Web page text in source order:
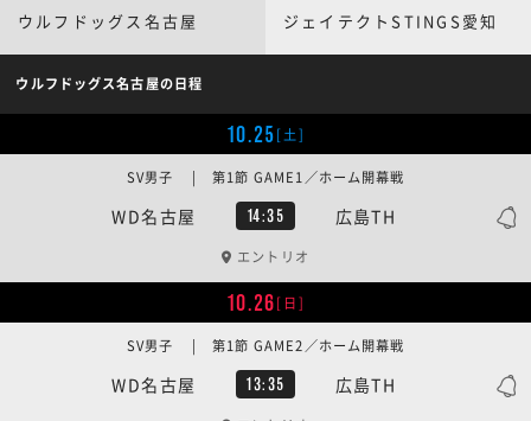
ウルフドッグス名古屋 ジェイテクトSTINGS愛知
ウルフドッグス名古屋の日程
10.25[土]
WD名古屋 14:35 広島TH
SV男子 | 第1節 GAME1／ホーム開幕戦
エントリオ
10.26[日]
WD名古屋 13:35 広島TH
SV男子 | 第1節 GAME2／ホーム開幕戦